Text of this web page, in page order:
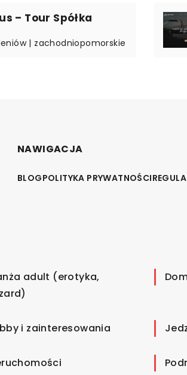
– Tour Spółka
| zachodniopomorskie
NAWIGACJA
BLOGPOLITYKA PRYWATNOŚCI
adult (erotyka,
i zainteresowania